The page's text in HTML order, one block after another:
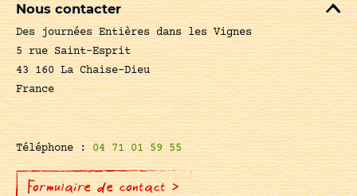
Nous contacter
Des journées Entières dans les Vignes
5 rue Saint-Esprit
43 160 La Chaise-Dieu
France
Téléphone :04 71 01 59 55
Formulaire de contact >